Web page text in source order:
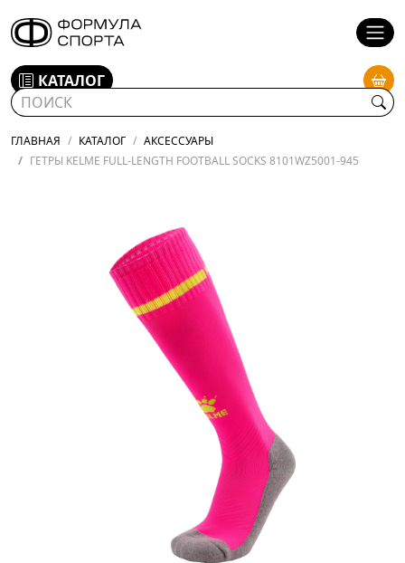
КАТАЛОГ
ГЛАВНАЯ КАТАЛОГ
АКСЕССУАРЫ
ГЕТРЫ KELME FULL-LENGTH FOOTBALL SOCKS 8101WZ5001-945